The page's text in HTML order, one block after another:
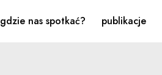
gdzie nas spotkać? publikacje